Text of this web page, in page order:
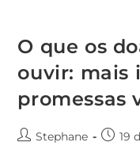
O que os
ouvir: mais
promessas
Stephane
19